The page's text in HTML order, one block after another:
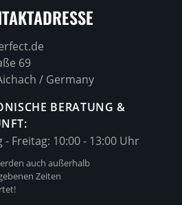
69
/ Germany
BERATUNG &
- Freitag: 10:00 - 13:00 Uhr
auch außerhalb
Zeiten